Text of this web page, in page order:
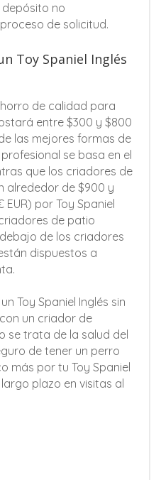
no
de solicitud.
Toy Spaniel Inglés
de calidad para
entre $300 y $800
las mejores formas de
se basa en el
que los criadores de
alrededor de $900 y
EUR) por Toy Spaniel
de patio
de los criadores
dispuestos a
Toy Spaniel Inglés sin
un criador de
se trata de la salud del
de tener un perro
más por tu Toy Spaniel
plazo en visitas al